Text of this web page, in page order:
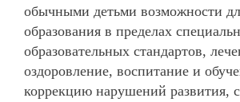
обычными детьми возможности
образования в пределах
образовательных стандартов,
оздоровление, воспитание и
коррекцию нарушений развития,